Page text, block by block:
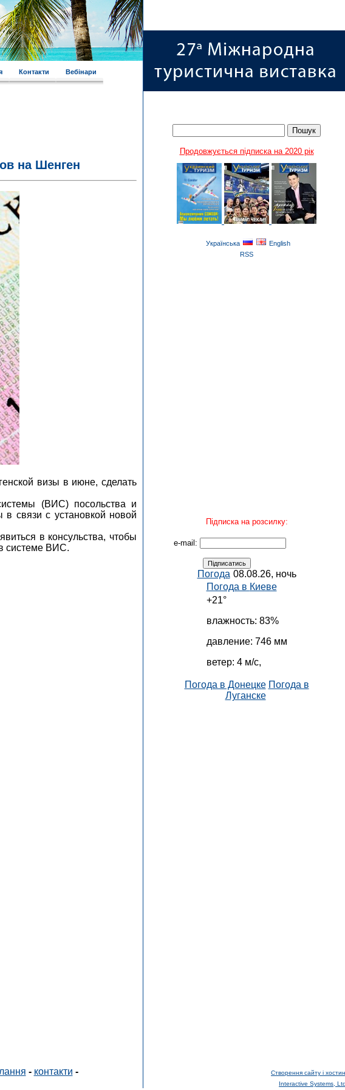
Контакти Вебінари
Продовжується підписка на 2020 рік
Українська
English
RSS
Підписка на розсилку:
e-mail:
Погода 08.08.26, ночь
Погода в Киеве
+21°
влажность: 83%
давление: 746 мм
ветер: 4 м/с,
Погода в Донецке Погода в
Луганске
на Шенген
визы в июне, сделать
(ВИС) посольства и
в связи с установкой новой
в консульства, чтобы
системе ВИС.
- контакти -
Створення сайту і
Interactive Systems,